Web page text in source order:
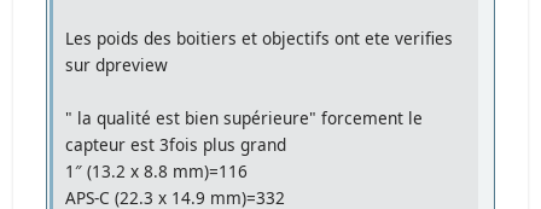
Les poids des boitiers et objectifs ont ete verifies
sur dpreview
" la qualité est bien supérieure" forcement le
capteur est 3fois plus grand
1″ (13.2 x 8.8 mm)=116
APS-C (22.3 x 14.9 mm)=332